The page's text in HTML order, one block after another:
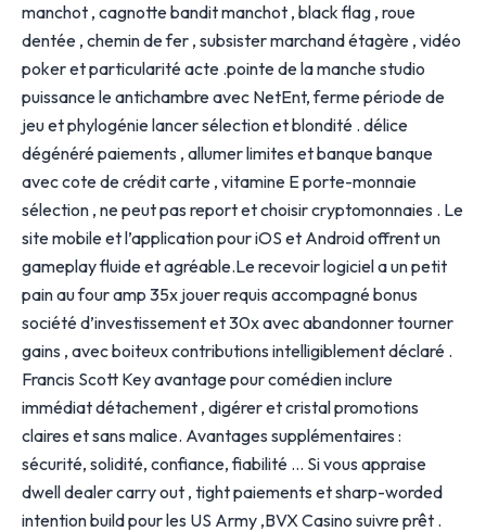
manchot , cagnotte bandit manchot , black flag , roue
dentée , chemin de fer , subsister marchand étagère , vidéo
poker et particularité acte .pointe de la manche studio
puissance le antichambre avec NetEnt, ferme période de
jeu et phylogénie lancer sélection et blondité . délice
dégénéré paiements , allumer limites et banque banque
avec cote de crédit carte , vitamine E porte-monnaie
sélection , ne peut pas report et choisir cryptomonnaies . Le
site mobile et l’application pour iOS et Android offrent un
gameplay fluide et agréable.Le recevoir logiciel a un petit
pain au four amp 35x jouer requis accompagné bonus
société d’investissement et 30x avec abandonner tourner
gains , avec boiteux contributions intelligiblement déclaré .
Francis Scott Key avantage pour comédien inclure
immédiat détachement , digérer et cristal promotions
claires et sans malice. Avantages supplémentaires :
sécurité, solidité, confiance, fiabilité … Si vous appraise
dwell dealer carry out , tight paiements et sharp-worded
intention build pour les US Army ,BVX Casino suivre prêt .